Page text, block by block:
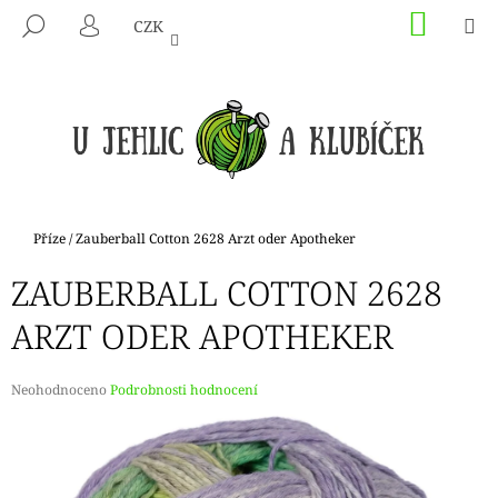
HLEDAT
PŘIHLÁŠENÍ
CZK KOŠÍK
Domů
Příze/Zauberball Cotton 2628 Arzt oder Apotheker
ZAUBERBALL COTTON 2628
ARZT ODER APOTHEKER
Průměrné
NeohodnocenoPodrobnosti hodnocení
T
E
B
U
J